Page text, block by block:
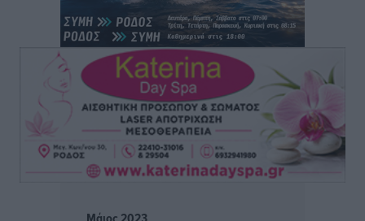
Κλεάνθης: Έτοιμες οι κάρτες διαρκείας της νέας
σεζόν
Αθλητικά πριν 7 ώρες
Ατρόμητος Διμυλιάς: Ο Μαργαρίτης και μία
αδιαπραγμάτευτη φιλοσοφία
Αθλητικά• πριν 7 ώρες